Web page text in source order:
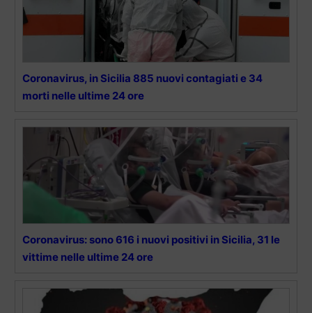
Coronavirus, in Sicilia 885 nuovi contagiati e 34
morti nelle ultime 24 ore
Coronavirus: sono 616 i nuovi positivi in Sicilia, 31 le
vittime nelle ultime 24 ore